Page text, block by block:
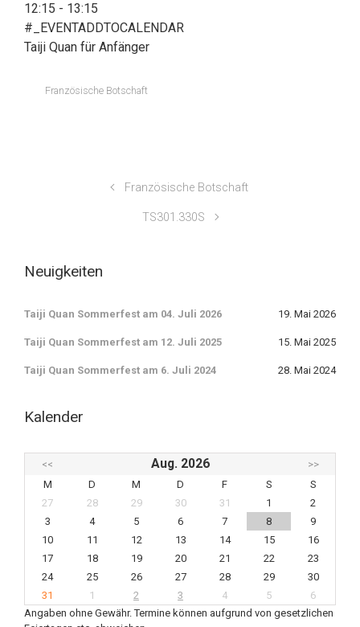
12:15 - 13:15
#_EVENTADDTOCALENDAR
Taiji Quan für Anfänger
Französische Botschaft
Französische Botschaft
TS301.330S
Neuigkeiten
Taiji Quan Sommerfest am 04. Juli 2026 19. Mai 2026
Taiji Quan Sommerfest am 12. Juli 2025 15. Mai 2025
Taiji Quan Sommerfest am 6. Juli 2024 28. Mai 2024
Kalender
<< Aug. 2026
>>
M
D M D F S
S
27
28 29 30 31 1
2
3
4 5 6 7 8
9
10
11 12 13 14 15
16
17
18 19 20 21 22
23
24
25 26 27 28 29
30
31
1 2 3 4 5
6
Angaben ohne Gewähr. Termine können aufgrund von gesetzlichen